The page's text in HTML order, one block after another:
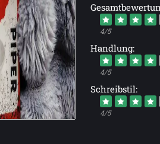
4/5
Handlung:
4/5
Schreibstil:
4/5